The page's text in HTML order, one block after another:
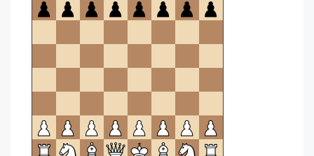
openen.